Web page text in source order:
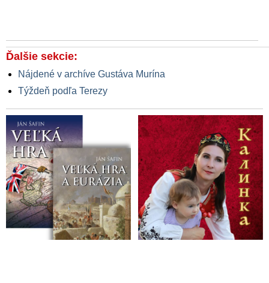
Ďalšie sekcie:
Nájdené v archíve Gustáva Murína
Týždeň podľa Terezy